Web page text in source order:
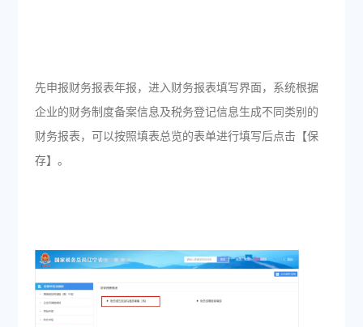
先申报财务报表年报，进入财务报表填写界面，系统根据
企业的财务制度备案信息及税务登记信息生成不同类别的
财务报表，可以按照填表总览的表单进行填写后点击【保
存】。